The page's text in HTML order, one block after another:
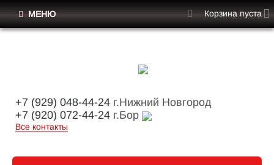
+7 (929) 048-44-24 г.Нижний Новгород
+7 (920) 072-44-24 г.Бор
Все контакты
МЕНЮ Корзина пуста